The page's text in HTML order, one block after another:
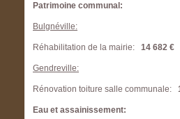
Patrimoine communal:
Bulgnéville:
Réhabilitation de la mairie: 14 682 €
Gendreville:
Rénovation toiture salle communale:
Eau et assainissement: